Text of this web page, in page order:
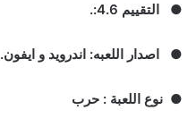
● التقييم 4.6:.
● اصدار اللعبه: اندرويد و ايفون.
● نوع اللعبة : حرب